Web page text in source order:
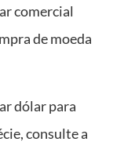
comercial
de moeda
dólar para
consulte a